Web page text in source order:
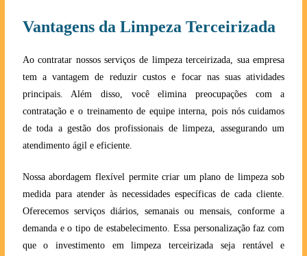
Vantagens da Limpeza Terceirizada
Ao contratar nossos serviços de limpeza terceirizada, sua empresa
tem a vantagem de reduzir custos e focar nas suas atividades
principais. Além disso, você elimina preocupações com a
contratação e o treinamento de equipe interna, pois nós cuidamos
de toda a gestão dos profissionais de limpeza, assegurando um
atendimento ágil e eficiente.
Nossa abordagem flexível permite criar um plano de limpeza sob
medida para atender às necessidades específicas de cada cliente.
Oferecemos serviços diários, semanais ou mensais, conforme a
demanda e o tipo de estabelecimento. Essa personalização faz com
que o investimento em limpeza terceirizada seja rentável e